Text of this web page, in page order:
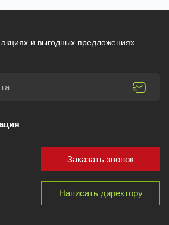
и выгодных предложениях
Заказать звонок
Написать директору